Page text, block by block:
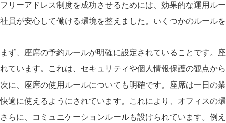
フリーアドレス制度を成功させるためには、効果的な運用ル
社員が安心して働ける環境を整えました。いくつかのルール
まず、座席の予約ルールが明確に設定されていることです
れています。これは、セキュリティや個人情報保護の観点か
次に、座席の使用ルールについても明確です。座席は一日の
快適に使えるようにされています。これにより、オフィスの
さらに、コミュニケーションルールも設けられています。例